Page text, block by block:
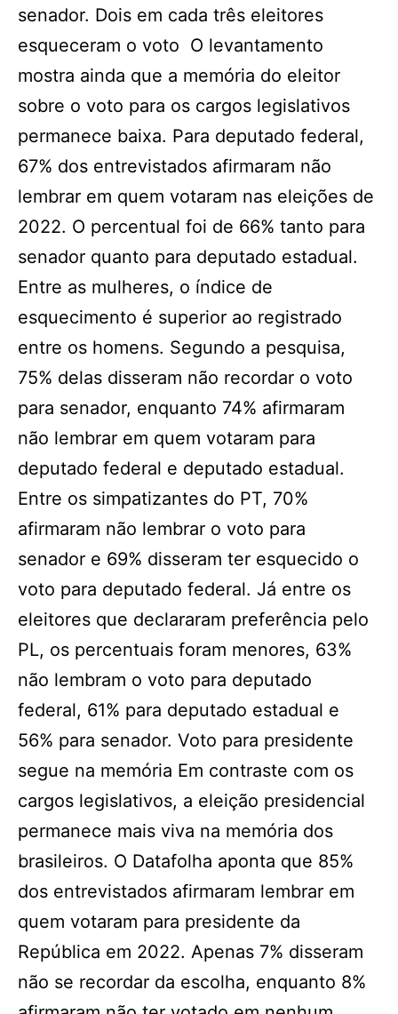
senador. Dois em cada três eleitores
esqueceram o voto O levantamento
mostra ainda que a memória do eleitor
sobre o voto para os cargos legislativos
permanece baixa. Para deputado federal,
67% dos entrevistados afirmaram não
lembrar em quem votaram nas eleições de
2022. O percentual foi de 66% tanto para
senador quanto para deputado estadual.
Entre as mulheres, o índice de
esquecimento é superior ao registrado
entre os homens. Segundo a pesquisa,
75% delas disseram não recordar o voto
para senador, enquanto 74% afirmaram
não lembrar em quem votaram para
deputado federal e deputado estadual.
Entre os simpatizantes do PT, 70%
afirmaram não lembrar o voto para
senador e 69% disseram ter esquecido o
voto para deputado federal. Já entre os
eleitores que declararam preferência pelo
PL, os percentuais foram menores, 63%
não lembram o voto para deputado
federal, 61% para deputado estadual e
56% para senador. Voto para presidente
segue na memória Em contraste com os
cargos legislativos, a eleição presidencial
permanece mais viva na memória dos
brasileiros. O Datafolha aponta que 85%
dos entrevistados afirmaram lembrar em
quem votaram para presidente da
República em 2022. Apenas 7% disseram
não se recordar da escolha, enquanto 8%